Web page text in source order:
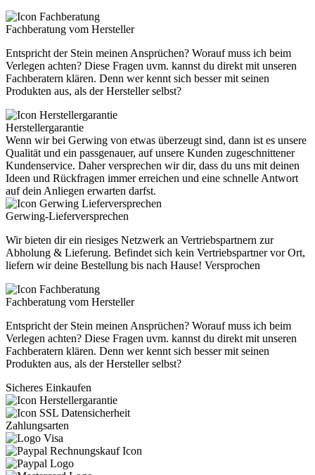
Fachberatung vom Hersteller
Entspricht der Stein meinen Ansprüchen? Worauf muss ich beim
Verlegen achten? Diese Fragen uvm. kannst du direkt mit unseren
Fachberatern klären. Denn wer kennt sich besser mit seinen
Produkten aus, als der Hersteller selbst?
Herstellergarantie
Wenn wir bei Gerwing von etwas überzeugt sind, dann ist es unsere
Qualität und ein passgenauer, auf unsere Kunden zugeschnittener
Kundenservice. Daher versprechen wir dir, dass du uns mit deinen
Ideen und Rückfragen immer erreichen und eine schnelle Antwort
auf dein Anliegen erwarten darfst.
Gerwing-Lieferversprechen
Wir bieten dir ein riesiges Netzwerk an Vertriebspartnern zur
Abholung & Lieferung. Befindet sich kein Vertriebspartner vor Ort,
liefern wir deine Bestellung bis nach Hause! Versprochen
Fachberatung vom Hersteller
Entspricht der Stein meinen Ansprüchen? Worauf muss ich beim
Verlegen achten? Diese Fragen uvm. kannst du direkt mit unseren
Fachberatern klären. Denn wer kennt sich besser mit seinen
Produkten aus, als der Hersteller selbst?
Sicheres Einkaufen
Zahlungsarten